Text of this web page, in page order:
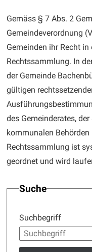
Gemäss § 7 Abs. 2
Gemeindeverordnung
Gemeinden ihr Recht
Rechtssammlung. In
der Gemeinde
gültigen
des Gemeinderates,
kommunalen
Rechtssammlung ist
geordnet und wird
Suche
Suchbegriff